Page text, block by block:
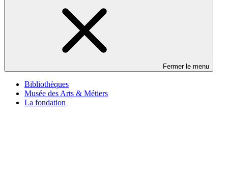
Fermer le menu
Bibliothèques
Musée des Arts & Métiers
La fondation